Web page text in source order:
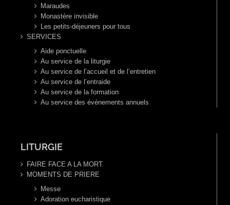
Maraudes
Monastère invisible
Les petits-déjeuners pour tous
SERVICES
Aide ponctuelle
Au service de la liturgie
Au service de l’accueil et de l’entretien
Au service de l’entraide
Au service de la formation
Au service des événements annuels
LITURGIE
FAIRE FACE A LA MORT
MOMENTS DE PRIERE
Messe
Adoration eucharistique